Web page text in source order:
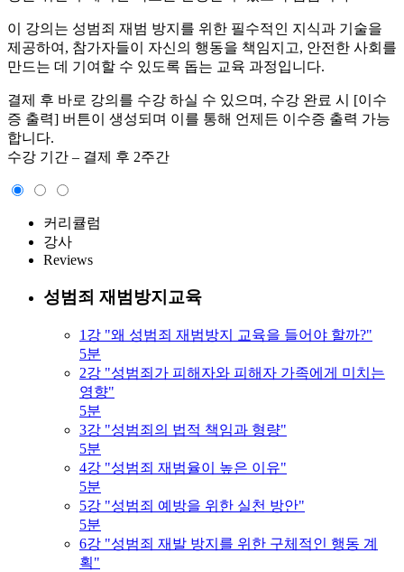
이 강의는 성범죄 재범 방지를 위한 필수적인 지식과 기술을
제공하여, 참가자들이 자신의 행동을 책임지고, 안전한 사회를
만드는 데 기여할 수 있도록 돕는 교육 과정입니다.
결제 후 바로 강의를 수강 하실 수 있으며, 수강 완료 시 [이수
증 출력] 버튼이 생성되며 이를 통해 언제든 이수증 출력 가능
합니다.
수강 기간 – 결제 후 2주간
커리큘럼
강사
Reviews
성범죄 재범방지교육
1강 "왜 성범죄 재범방지 교육을 들어야 할까?"
5분
2강 "성범죄가 피해자와 피해자 가족에게 미치는
영향"
5분
3강 "성범죄의 법적 책임과 형량"
5분
4강 "성범죄 재범율이 높은 이유"
5분
5강 "성범죄 예방을 위한 실천 방안"
5분
6강 "성범죄 재발 방지를 위한 구체적인 행동 계
획"